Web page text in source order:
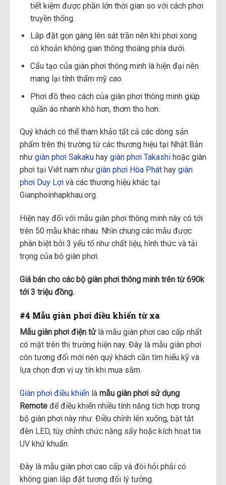
tiết kiệm được phần lớn thời gian so với cách phơi
truyền thống.
Lắp đặt gọn gàng lên sát trần nên khi phơi xong
có khoản không gian thông thoáng phía dưới.
Cấu tạo của giàn phơi thông minh là hiện đại nên
mang lại tính thẩm mỹ cao.
Phơi đồ theo cách của giàn phơi thông minh giúp
quần áo nhanh khô hơn, thơm tho hơn.
Quý khách có thể tham khảo tất cả các dòng sản
phẩm trên thị trường từ các thương hiệu tại Nhật Bản
như giàn phơi Sakakuhay giàn phơi Takashihoặc giàn
phơi tại Viêt nam như giàn phơi Hòa Pháthay giàn
phơi Duy Lợivà các thương hiệu khác tại
Gianphoinhapkhau.org.
Hiện nay đối với mẫu giàn phơi thông minh này có tới
trên 50 mẫu khác nhau. Nhìn chung các mẫu được
phân biệt bởi 3 yếu tố như chất liệu, hình thức và tải
trọng của bộ giàn phơi.
Giá bán cho các bộ giàn phơi thông minh trên từ 690k
tới 3 triệu đồng.
#4 Mẫu giàn phơi điều khiển từ xa
Mẫu giàn phơi điện tửlà mẫu giàn phơi cao cấp nhất
có mặt trên thị trường hiện nay. Đây là mẫu giàn phơi
còn tương đối mới nên quý khách cần tìm hiểu kỹ và
lựa chọn đơn vị uy tín khi mua sắm.
Giàn phơi điều khiểnlà mẫu giàn phơi sử dụng
Remoteđể điều khiển nhiều tính năng tích hợp trong
bộ giàn phơi này như: Điều chỉnh lên xuống, bật tắt
đèn LED, tùy chỉnh chức năng sấy hoặc kích hoạt tia
UV khử khuẩn.
Đây là mẫu giàn phơi cao cấp và đòi hỏi phải có
không gian lắp đặt tương đối lý tưởng.